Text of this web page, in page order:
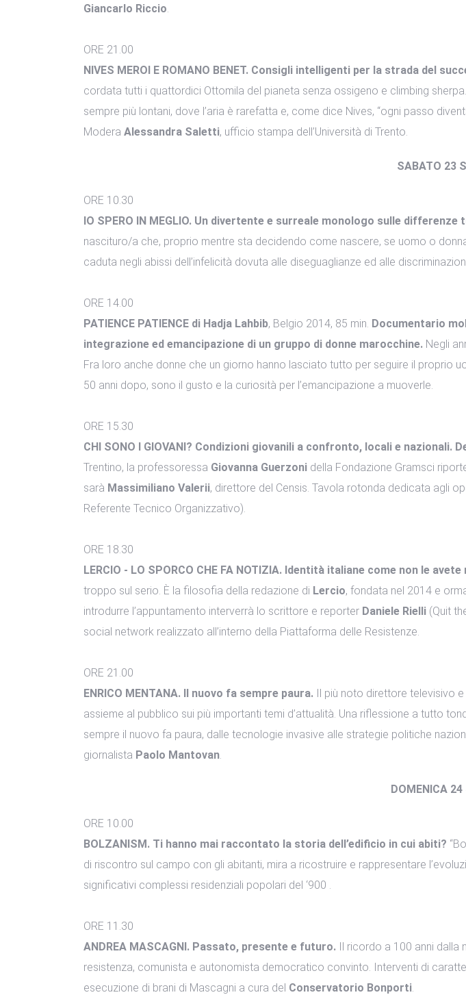
Giancarlo Riccio.
ORE 21.00
NIVES MEROI E ROMANO BENET. Consigli intelligenti per la strada del
cordata tutti i quattordici Ottomila del pianeta senza ossigeno e climbing
sempre più lontani, dove l’aria è rarefatta e, come dice Nives, “ogni passo
Modera Alessandra Saletti, ufficio stampa dell’Università di Trento.
SABATO 23
ORE 10.30
IO SPERO IN MEGLIO. Un divertente e surreale monologo sulle
nascituro/a che, proprio mentre sta decidendo come nascere, se uomo o
caduta negli abissi dell’infelicità dovuta alle diseguaglianze ed alle
ORE 14.00
PATIENCE PATIENCE di Hadja Lahbib, Belgio 2014, 85 min. Documentario
integrazione ed emancipazione di un gruppo di donne marocchine. Negli
Fra loro anche donne che un giorno hanno lasciato tutto per seguire il proprio
50 anni dopo, sono il gusto e la curiosità per l’emancipazione a muoverle.
ORE 15.30
CHI SONO I GIOVANI? Condizioni giovanili a confronto, locali e nazionali.
Trentino, la professoressa Giovanna Guerzoni della Fondazione Gramsci
sarà Massimiliano Valerii, direttore del Censis. Tavola rotonda dedicata agli
Referente Tecnico Organizzativo).
ORE 18.30
LERCIO - LO SPORCO CHE FA NOTIZIA. Identità italiane come non le
troppo sul serio. È la filosofia della redazione di Lercio, fondata nel 2014 e
introdurre l’appuntamento interverrà lo scrittore e reporter Daniele Rielli (Quit
social network realizzato all’interno della Piattaforma delle Resistenze.
ORE 21.00
ENRICO MENTANA. Il nuovo fa sempre paura. Il più noto direttore televisivo
assieme al pubblico sui più importanti temi d’attualità. Una riflessione a tutto
sempre il nuovo fa paura, dalle tecnologie invasive alle strategie politiche
giornalista Paolo Mantovan.
DOMENICA 24
ORE 10.00
BOLZANISM. Ti hanno mai raccontato la storia dell’edificio in cui abiti?
di riscontro sul campo con gli abitanti, mira a ricostruire e rappresentare
significativi complessi residenziali popolari del ‘900 .
ORE 11.30
ANDREA MASCAGNI. Passato, presente e futuro. Il ricordo a 100 anni dalla
resistenza, comunista e autonomista democratico convinto. Interventi di
esecuzione di brani di Mascagni a cura del Conservatorio Bonporti.